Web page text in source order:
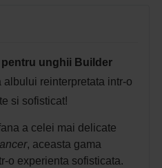
unghii Builder
albului reinterpretata intr-o
si sofisticat!
a celei mai delicate
, aceasta gama
o experienta sofisticata.